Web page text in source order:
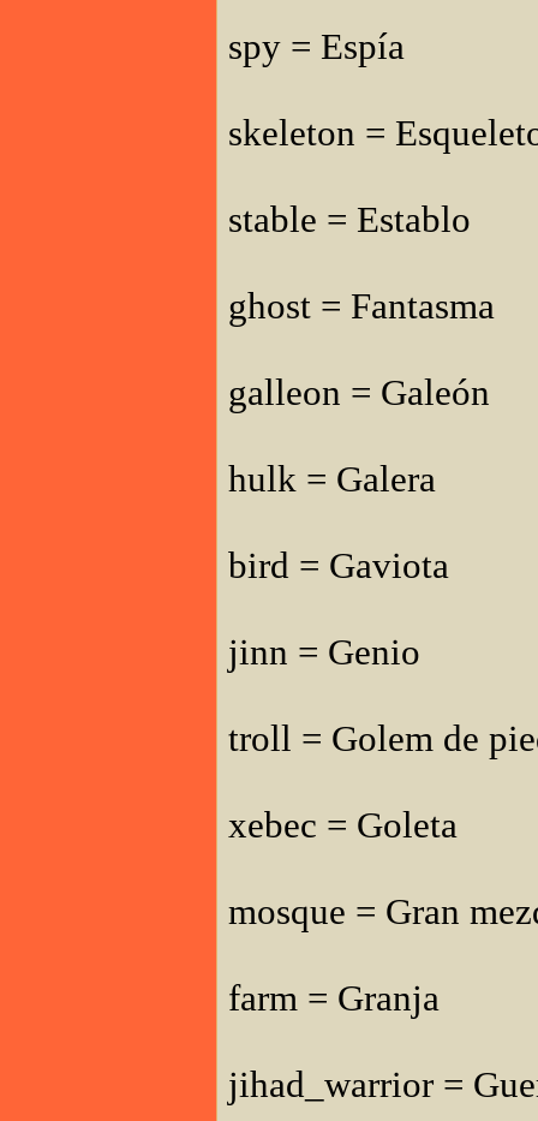
spy = Espía
skeleton =
stable = Establo
ghost = Fantasma
galleon = Galeón
hulk = Galera
bird = Gaviota
jinn = Genio
troll = Golem de
xebec = Goleta
mosque = Gran
farm = Granja
jihad_warrior =